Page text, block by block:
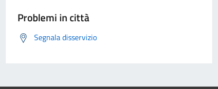
Problemi in città
Segnala disservizio